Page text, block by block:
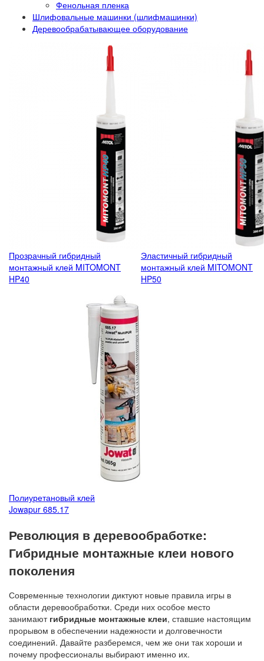
Фенольная пленка
Шлифовальные машинки (шлифмашинки)
Деревообрабатывающее оборудование
Прозрачный гибридный
монтажный клей MITOMONT
HP40
Эластичный гибридный
монтажный клей MITOMONT
HP50
Полиуретановый клей
Jowapur 685.17
Революция в деревообработке:
Гибридные монтажные клеи нового
поколения
Современные технологии диктуют новые правила игры в
области деревообработки. Среди них особое место
занимают гибридные монтажные клеи, ставшие настоящим
прорывом в обеспечении надежности и долговечности
соединений. Давайте разберемся, чем же они так хороши и
почему профессионалы выбирают именно их.